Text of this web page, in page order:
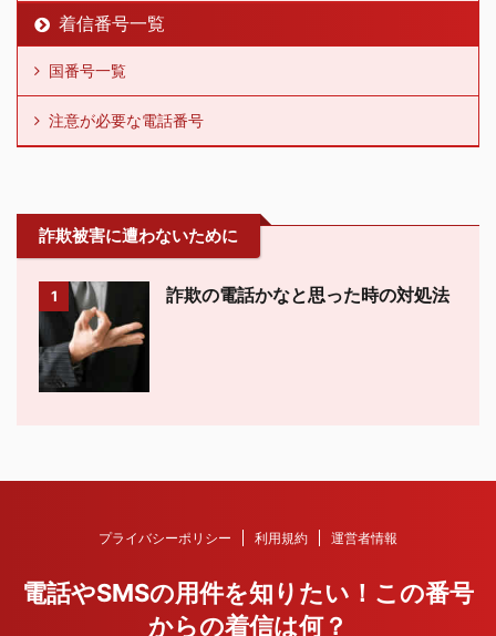
着信番号一覧
国番号一覧
注意が必要な電話番号
詐欺被害に遭わないために
1 詐欺の電話かなと思った時の対処法
プライバシーポリシー 利用規約 運営者情報
電話やSMSの用件を知りたい！この番号
からの着信は何？